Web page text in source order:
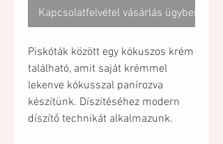
Kapcsolatfelvétel vásárlás ügyben
Piskóták között egy kókuszos krém
található, amit saját krémmel
lekenve kókusszal panírozva
készítünk. Díszítéséhez modern
díszítő technikát alkalmazunk.